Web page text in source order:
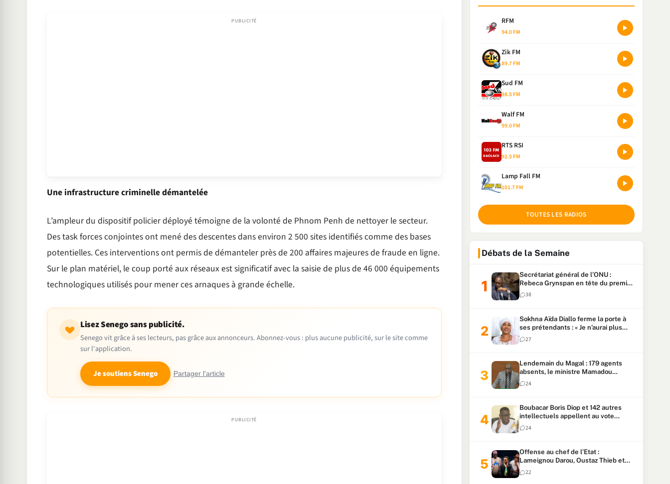
Une infrastructure criminelle démantelée
L’ampleur du dispositif policier déployé témoigne de la volonté de Phnom Penh de nettoyer le secteur.
Des task forces conjointes ont mené des descentes dans environ 2 500 sites identifiés comme des bases
potentielles. Ces interventions ont permis de démanteler près de 200 affaires majeures de fraude en ligne.
Sur le plan matériel, le coup porté aux réseaux est significatif avec la saisie de plus de 46 000 équipements
technologiques utilisés pour mener ces arnaques à grande échelle.
Lisez Senego sans publicité.
Senego vit grâce à ses lecteurs, pas grâce aux annonceurs. Abonnez-vous : plus aucune publicité, sur le site comme
sur l'application.
Je soutiens Senego Partager l'article
RFM
94.0 FM
Zik FM
89.7 FM
Sud FM
98.5 FM
Walf FM
99.0 FM
RTS RSI
92.5 FM
Lamp Fall FM
101.7 FM
TOUTES LES RADIOS
Débats de la Semaine
Secrétariat général de l’ONU :
Rebeca Grynspan en tête du premier
vote, Macky Sall pointe à la 5ᵉ place
38
Sokhna Aïda Diallo ferme la porte à
ses prétendants : « Je n’aurai plus
jamais un autre mari »
27
Lendemain du Magal : 179 agents
absents, le ministre Mamadou
Lamine Dianté exige des explications
24
Boubacar Boris Diop et 142 autres
intellectuels appellent au vote
urgent de la révision
constitutionnelle
24
Offense au chef de l’Etat :
Lameignou Darou, Oustaz Thieb et
Ndiaye Touba lourdement
condamnés
22